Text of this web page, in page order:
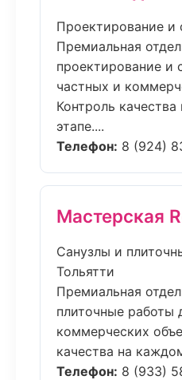
Проектирование
Премиальная
проектирование и
частных и
Контроль
этапе....
Телефон: 8 (924)
Мастерская
Санузлы и
Тольятти
Премиальная
плиточные работы
коммерческих
качества на
Телефон: 8 (933)